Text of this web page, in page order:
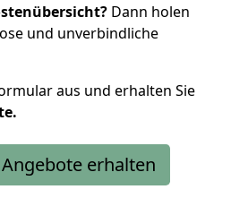
Dann holen
und unverbindliche
aus und erhalten Sie
erhalten